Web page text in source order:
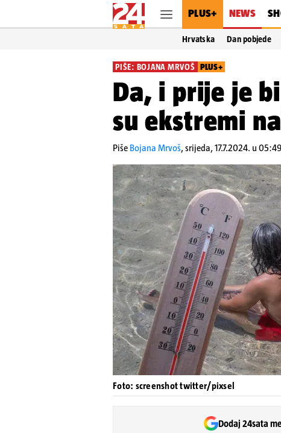
PLUS+ NEWS
Hrvatska Dan pobjede
PIŠE: BOJANA MRVOŠ PLUS+
Da, i prije je
su ekstremi
Piše Bojana Mrvoš,srijeda, 17.7.2024. u 05:49
Foto: screenshot twitter/pixsel
Dodaj 24sata